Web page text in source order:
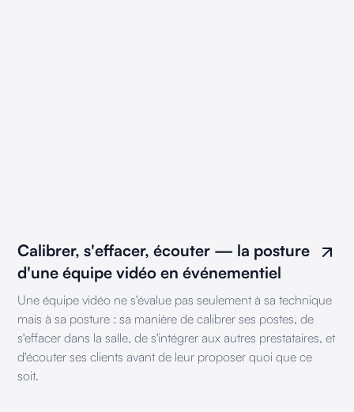
Calibrer, s'effacer, écouter — la posture
d'une équipe vidéo en événementiel
Une équipe vidéo ne s'évalue pas seulement à sa technique
mais à sa posture : sa manière de calibrer ses postes, de
s'effacer dans la salle, de s'intégrer aux autres prestataires, et
d'écouter ses clients avant de leur proposer quoi que ce
soit.